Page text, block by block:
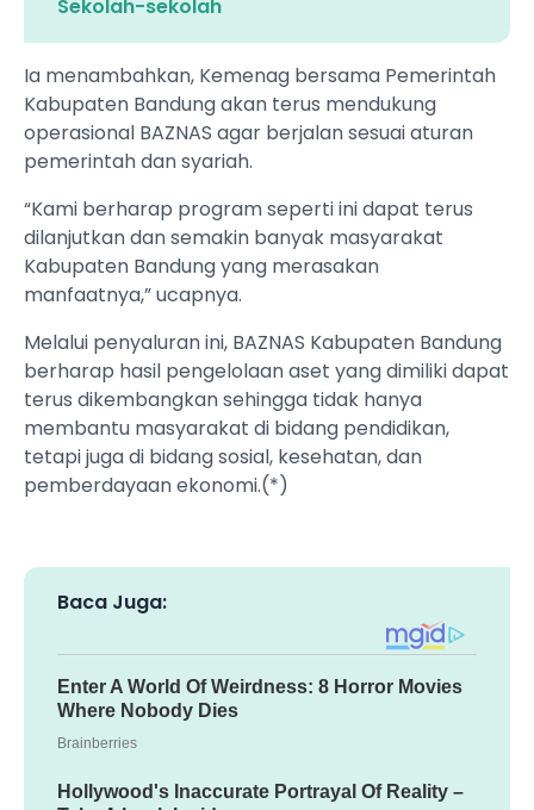
Sekolah-sekolah
Ia menambahkan, Kemenag bersama Pemerintah
Kabupaten Bandung akan terus mendukung
operasional BAZNAS agar berjalan sesuai aturan
pemerintah dan syariah.
“Kami berharap program seperti ini dapat terus
dilanjutkan dan semakin banyak masyarakat
Kabupaten Bandung yang merasakan
manfaatnya,” ucapnya.
Melalui penyaluran ini, BAZNAS Kabupaten Bandung
berharap hasil pengelolaan aset yang dimiliki dapat
terus dikembangkan sehingga tidak hanya
membantu masyarakat di bidang pendidikan,
tetapi juga di bidang sosial, kesehatan, dan
pemberdayaan ekonomi.(*)
Baca Juga: